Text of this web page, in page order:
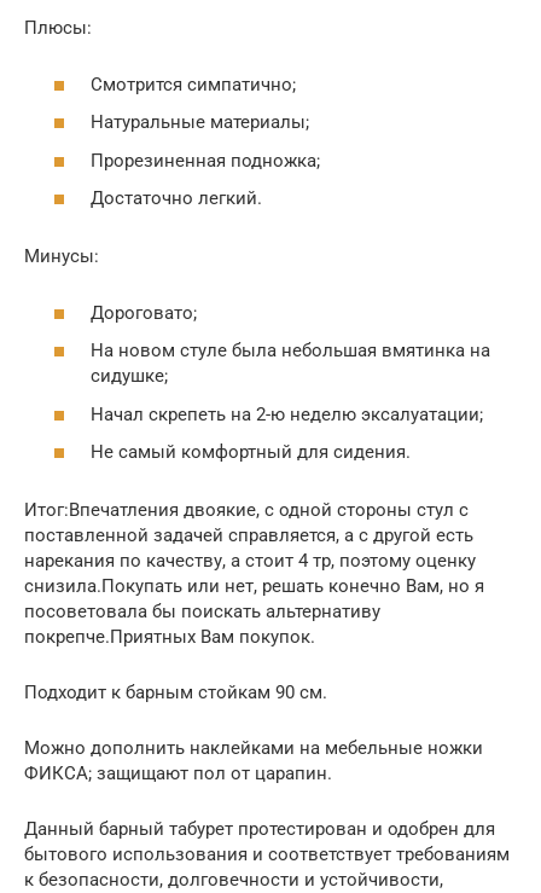
Плюсы:
Смотрится симпатично;
Натуральные материалы;
Прорезиненная подножка;
Достаточно легкий.
Минусы:
Дороговато;
На новом стуле была небольшая вмятинка на
сидушке;
Начал скрепеть на 2-ю неделю эксалуатации;
Не самый комфортный для сидения.
Итог:Впечатления двоякие, с одной стороны стул с
поставленной задачей справляется, а с другой есть
нарекания по качеству, а стоит 4 тр, поэтому оценку
снизила.Покупать или нет, решать конечно Вам, но я
посоветовала бы поискать альтернативу
покрепче.Приятных Вам покупок.
Подходит к барным стойкам 90 см.
Можно дополнить наклейками на мебельные ножки
ФИКСА; защищают пол от царапин.
Данный барный табурет протестирован и одобрен для
бытового использования и соответствует требованиям
к безопасности, долговечности и устойчивости,